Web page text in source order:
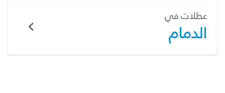
عطلات في
الدمام